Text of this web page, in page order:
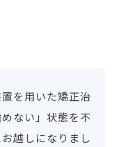
を用いた矯正治
ない」状態を不
越しになりまし